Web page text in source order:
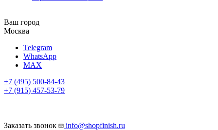
Ваш город
Москва
Telegram
WhatsApp
MAX
+7 (495) 500-84-43
+7 (915) 457-53-79
Заказать звонок info@shopfinish.ru